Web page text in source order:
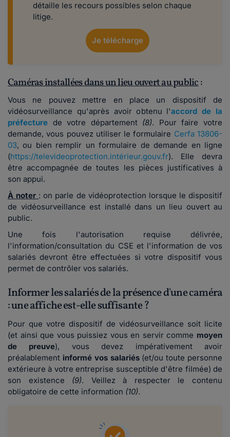
détaille les recours possibles selon chaque
litige.
Je télécharge
Caméras installées dans un lieu ouvert au public:
Vous ne pouvez mettre en place un dispositif de
vidéosurveillance qu'après avoir obtenu l'accord de la
préfecture de votre département (8). Pour faire votre
demande, vous pouvez utiliser le formulaire Cerfa 13806-
03, ou bien remplir un formulaire de demande en ligne
(https://televideoprotection.intérieur.gouv.fr). Elle devra
être accompagnée de toutes les pièces justificatives à
son appui.
À noter : on parle de vidéoprotection lorsque le dispositif
de vidéosurveillance est installé dans un lieu ouvert au
public.
Une fois l'autorisation requise délivrée,
l'information/consultation du CSE et l'information de vos
salariés devront être effectuées si votre dispositif vous
permet de contrôler vos salariés.
Informer les salariés de la présence d'une caméra
: une affiche est-elle suffisante ?
Pour que votre dispositif de vidéosurveillance soit licite
(et ainsi que vous puissiez vous en servir comme moyen
de preuve), vous devez impérativement avoir
préalablement informé vos salariés(et/ou toute personne
extérieure à votre entreprise susceptible d'être filmée) de
son existence (9). Veillez à respecter le contenu
obligatoire de cette information (10).